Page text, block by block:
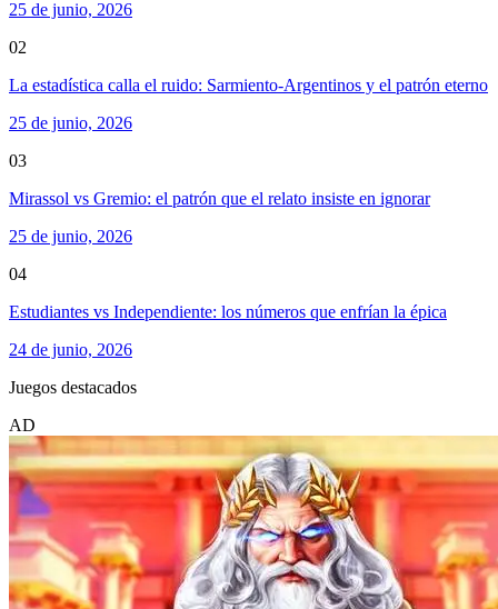
25 de junio, 2026
02
La estadística calla el ruido: Sarmiento-Argentinos y el patrón eterno
25 de junio, 2026
03
Mirassol vs Gremio: el patrón que el relato insiste en ignorar
25 de junio, 2026
04
Estudiantes vs Independiente: los números que enfrían la épica
24 de junio, 2026
Juegos destacados
AD